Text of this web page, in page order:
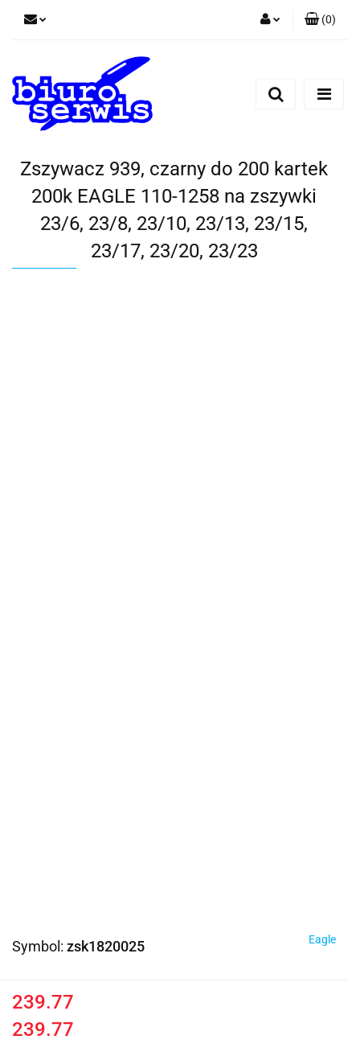
Zarejestruj się
(0)
Zszywacz 939, czarny do 200 kartek
200k EAGLE 110-1258 na zszywki
23/6, 23/8, 23/10, 23/13, 23/15,
23/17, 23/20, 23/23
Symbol: zsk1820025 Eagle
239.77
239.77